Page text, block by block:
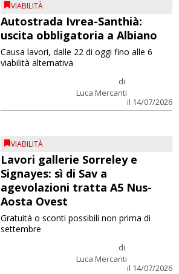
VIABILITÀ
Autostrada Ivrea-Santhià:
uscita obbligatoria a Albiano
di
Luca Mercanti
il 14/07/2026
Causa lavori, dalle 22 di oggi fino alle 6
viabilità alternativa
VIABILITÀ
Lavori gallerie Sorreley e
Signayes: sì di Sav a
agevolazioni tratta A5 Nus-
Aosta Ovest
di
Luca Mercanti
il 14/07/2026
Gratuità o sconti possibili non prima di
settembre